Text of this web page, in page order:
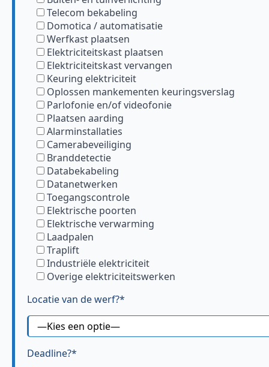
Telecom bekabeling
Domotica / automatisatie
Werfkast plaatsen
Elektriciteitskast plaatsen
Elektriciteitskast vervangen
Keuring elektriciteit
Oplossen mankementen keuringsverslag
Parlofonie en/of videofonie
Plaatsen aarding
Alarminstallaties
Camerabeveiliging
Branddetectie
Databekabeling
Datanetwerken
Toegangscontrole
Elektrische poorten
Elektrische verwarming
Laadpalen
Traplift
Industriële elektriciteit
Overige elektriciteitswerken
Locatie van de werf?*
Deadline?*